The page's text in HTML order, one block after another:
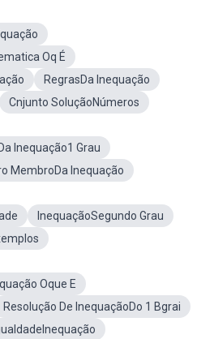
Oq É
RegrasDa Inequação
Cnjunto SoluçãoNúmeros
Inequação1 Grau
MembroDa Inequação
InequaçãoSegundo Grau
Oque E
Resolução De InequaçãoDo 1 Bgrai